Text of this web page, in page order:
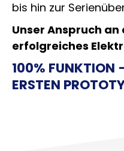
bis hin zur
Unser Anspruch
erfolgreiches
100% FUNKTION
ERSTEN